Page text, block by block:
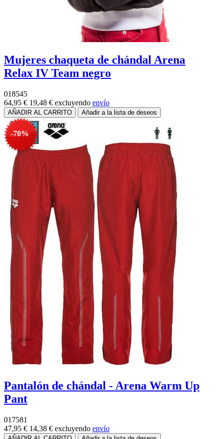
Mujeres chaqueta de chándal Arena
Relax IV Team negro
018545
64,95 € 19,48 € excluyendo envío
-70%
Pantalón de chándal - Arena Warm Up
Pant
017581
47,95 € 14,38 € excluyendo envío